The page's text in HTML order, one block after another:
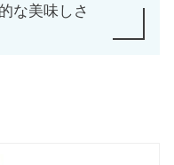
な美味しさ